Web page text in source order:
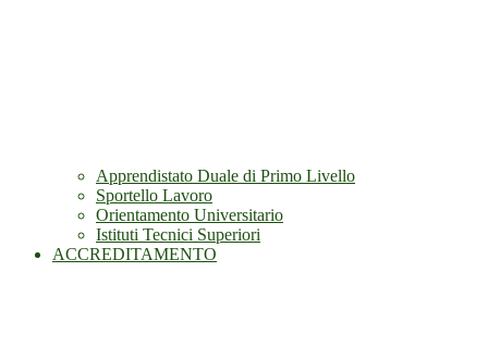
Apprendistato Duale di Primo Livello
Sportello Lavoro
Orientamento Universitario
Istituti Tecnici Superiori
ACCREDITAMENTO